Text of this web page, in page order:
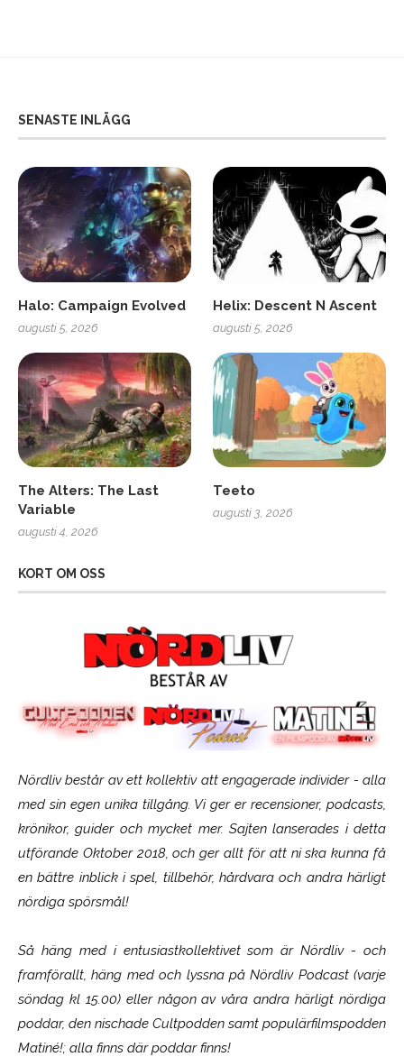
SENASTE INLÄGG
Halo: Campaign Evolved
augusti 5, 2026
Helix: Descent N Ascent
augusti 5, 2026
The Alters: The Last
Variable
augusti 4, 2026
Teeto
augusti 3, 2026
KORT OM OSS
Nördliv består av ett kollektiv att engagerade individer - alla
med sin egen unika tillgång. Vi ger er recensioner, podcasts,
krönikor, guider och mycket mer. Sajten lanserades i detta
utförande Oktober 2018, och ger allt för att ni ska kunna få
en bättre inblick i spel, tillbehör, hårdvara och andra härligt
nördiga spörsmål!
Så häng med i entusiastkollektivet som ärNördliv- och
framförallt, häng med och lyssna på Nördliv Podcast (varje
söndag kl 15.00) eller någon av våra andra härligt nördiga
poddar, den nischade Cultpodden samt populärfilmspodden
Matiné!; alla finns där poddar finns!